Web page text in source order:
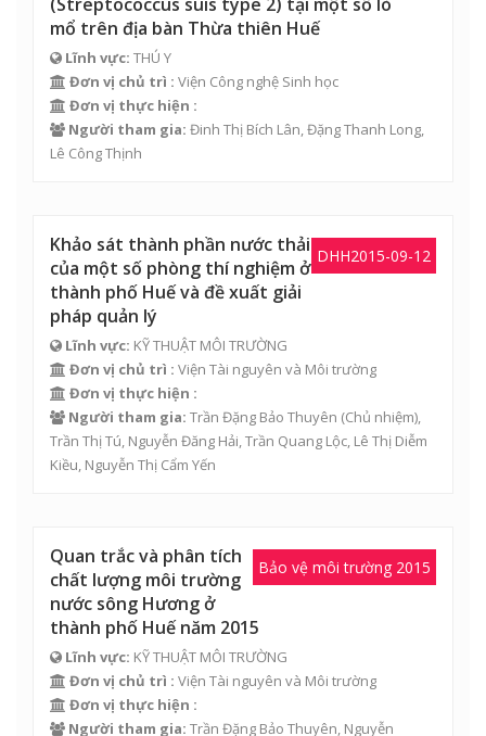
mổ trên địa bàn Thừa thiên Huế
Lĩnh vực: THÚ Y
Đơn vị chủ trì : Viện Công nghệ Sinh học
Đơn vị thực hiện :
Người tham gia: Đinh Thị Bích Lân,Đặng Thanh Long,
Lê Công Thịnh
DHH2015-09-12
Khảo sát thành phần nước thải
của một số phòng thí nghiệm ở
thành phố Huế và đề xuất giải
pháp quản lý
Lĩnh vực: KỸ THUẬT MÔI TRƯỜNG
Đơn vị chủ trì : Viện Tài nguyên và Môi trường
Đơn vị thực hiện :
Người tham gia: Trần Đặng Bảo Thuyên (Chủ nhiệm),
Trần Thị Tú, Nguyễn Đăng Hải,Trần Quang Lộc, Lê Thị Diễm
Kiều, Nguyễn Thị Cẩm Yến
Bảo vệ môi trường 2015
Quan trắc và phân tích
chất lượng môi trường
nước sông Hương ở
thành phố Huế năm 2015
Lĩnh vực: KỸ THUẬT MÔI TRƯỜNG
Đơn vị chủ trì : Viện Tài nguyên và Môi trường
Đơn vị thực hiện :
Người tham gia: Trần Đặng Bảo Thuyên, Nguyễn